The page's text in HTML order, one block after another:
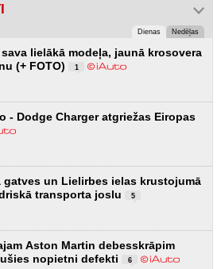
Dienas Nedēļas
lielākā modeļa, jaunā krosovera
(+ FOTO)
1
- Dodge Charger atgriežas Eiropas
gatves un Lielirbes ielas krustojumā
transporta joslu
5
Aston Martin debesskrāpim
nopietni defekti
6